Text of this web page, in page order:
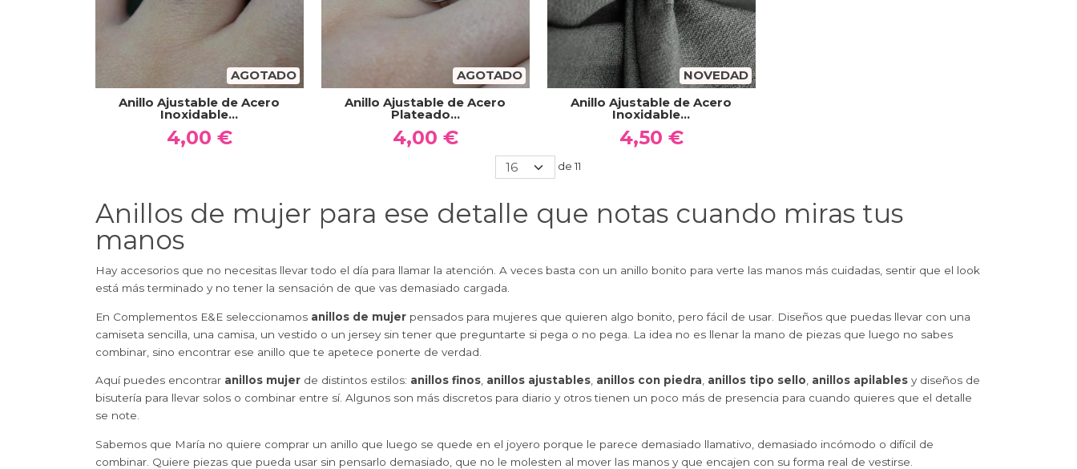
AGOTADO
Anillo Ajustable de Acero
Inoxidable...
4,00 €
AGOTADO
Anillo Ajustable de Acero
Plateado...
4,00 €
NOVEDAD
Anillo Ajustable de Acero
Inoxidable...
4,50 €
de 11
Anillos de mujer para ese detalle que notas cuando miras tus
manos
Hay accesorios que no necesitas llevar todo el día para llamar la atención. A veces basta con un anillo bonito para verte las manos más cuidadas, sentir que el look
está más terminado y no tener la sensación de que vas demasiado cargada.
En Complementos E&E seleccionamos anillos de mujerpensados para mujeres que quieren algo bonito, pero fácil de usar. Diseños que puedas llevar con una
camiseta sencilla, una camisa, un vestido o un jersey sin tener que preguntarte si pega o no pega. La idea no es llenar la mano de piezas que luego no sabes
combinar, sino encontrar ese anillo que te apetece ponerte de verdad.
Aquí puedes encontrar anillos mujerde distintos estilos: anillos finos, anillos ajustables, anillos con piedra, anillos tipo sello, anillos apilablesy diseños de
bisutería para llevar solos o combinar entre sí. Algunos son más discretos para diario y otros tienen un poco más de presencia para cuando quieres que el detalle
se note.
Sabemos que María no quiere comprar un anillo que luego se quede en el joyero porque le parece demasiado llamativo, demasiado incómodo o difícil de
combinar. Quiere piezas que pueda usar sin pensarlo demasiado, que no le molesten al mover las manos y que encajen con su forma real de vestirse.